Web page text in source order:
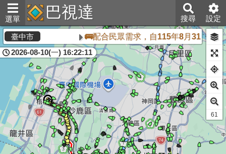
選單 巴視達 搜尋 設定
臺中市 🚌配合民眾需求，自115年8月31日起，
2026-08-10(一) 16:22:11
60